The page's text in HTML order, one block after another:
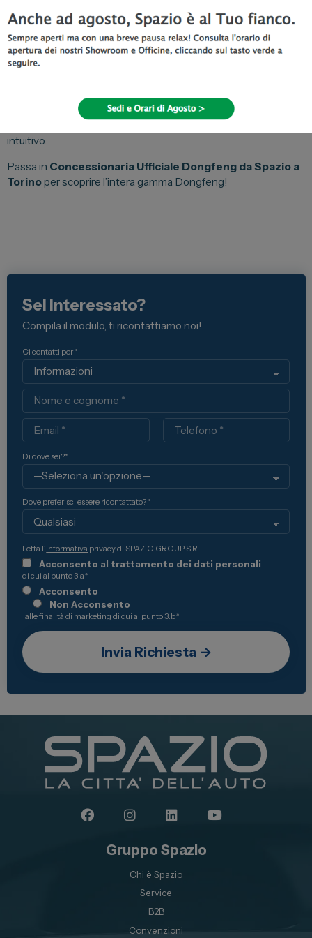
Dongfeng Huge: sicurezza e
tecnologia
ConDongfeng Huge
mantenimento di corsia e tecnologie di prevenzione degli
intuitivo.
Passa in Concessionaria Ufficiale Dongfeng da Spazio a
Torinoper scoprire l’intera gamma Dongfeng!
Sei interessato?
Compila il modulo, ti ricontattiamo noi!
Ci contatti per *
Nome
Email Telefono
Di dove sei?*
Dove preferisci essere ricontattato? *
Letta l'informativa privacy di SPAZIO GROUP S.R.L.:
Acconsento al trattamento dei dati personali
di cui al punto 3.a*
Acconsento
Non Acconsento
alle finalità di marketing di cui al punto 3.b*
Gruppo Spazio
Chi è Spazio
Service
B2B
Convenzioni